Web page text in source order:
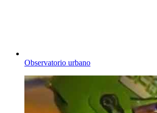
Observatorio urbano